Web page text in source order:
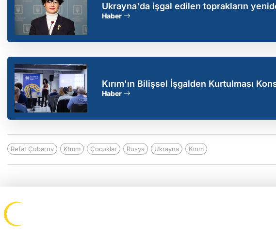
Ukrayna'da işgal edilen toprakların
başlayacak
Haber
Kırım'ın Bilişsel İşgalden Kurtulması
Haber
Refat Çubarov Ktmm Çocuklar Rusya Ukrayna Kırım